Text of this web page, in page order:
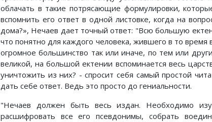
облачать в такие потрясающие формулировки,
вспомнить его ответ в одной листовке, когда на
дома?», Нечаев дает точный ответ: "Всю большую
что понятно для каждого человека, жившего в то время
огромное большинство так или иначе, по тем или
великой, на большой ектении вспоминается весь
уничтожить из них? - спросит себя самый простой
дать себе ответ. Ведь это просто до гениальности.
"Нечаев должен быть весь издан. Необходимо
расшифровать все его псевдонимы, собрать